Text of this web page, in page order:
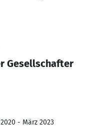
Gesellschafter
- März 2023